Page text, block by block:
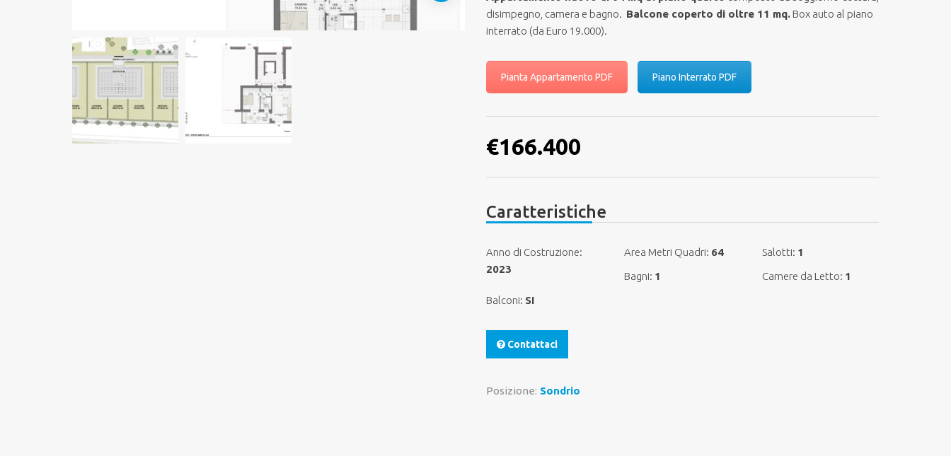
disimpegno, camera e bagno. Balcone coperto di oltre 11 mq. Box auto al piano
interrato (da Euro 19.000).
Pianta Appartamento PDF Piano Interrato PDF
€166.400
Caratteristiche
Anno di Costruzione:
2023
Area Metri Quadri: 64 Salotti: 1
Bagni: 1 Camere da Letto: 1
Balconi: SI
Contattaci
Posizione: Sondrio